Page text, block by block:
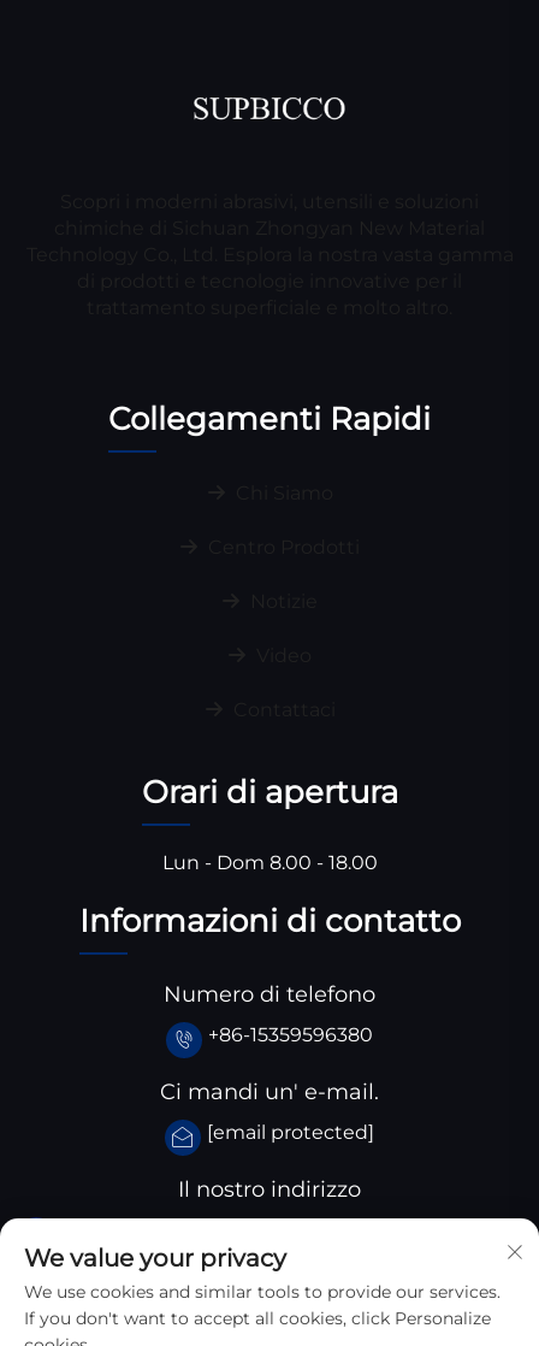
Collegamenti Rapidi
Orari di apertura
Lun - Dom 8.00 - 18.00
Informazioni di contatto
Numero di telefono
+86-15359596380
Ci mandi un' e-mail.
[email protected]
Il nostro indirizzo
provincia dello Sichuan, Cina
We value your privacy
We use cookies and similar tools to provide our services.
If you don't want to accept all cookies, click Personalize